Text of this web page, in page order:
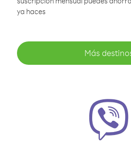
ya haces
Más